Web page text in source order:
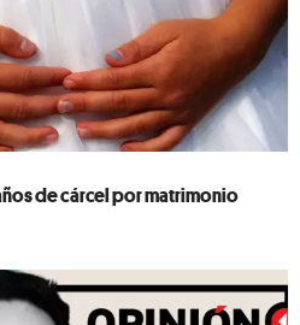
de cárcel por matrimonio